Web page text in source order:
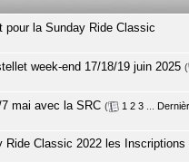
pour la Sunday Ride Classic
week-end 17/18/19 juin 2025 (
mai avec la SRC ( 1 2 3
Ride Classic 2022 les Inscriptions